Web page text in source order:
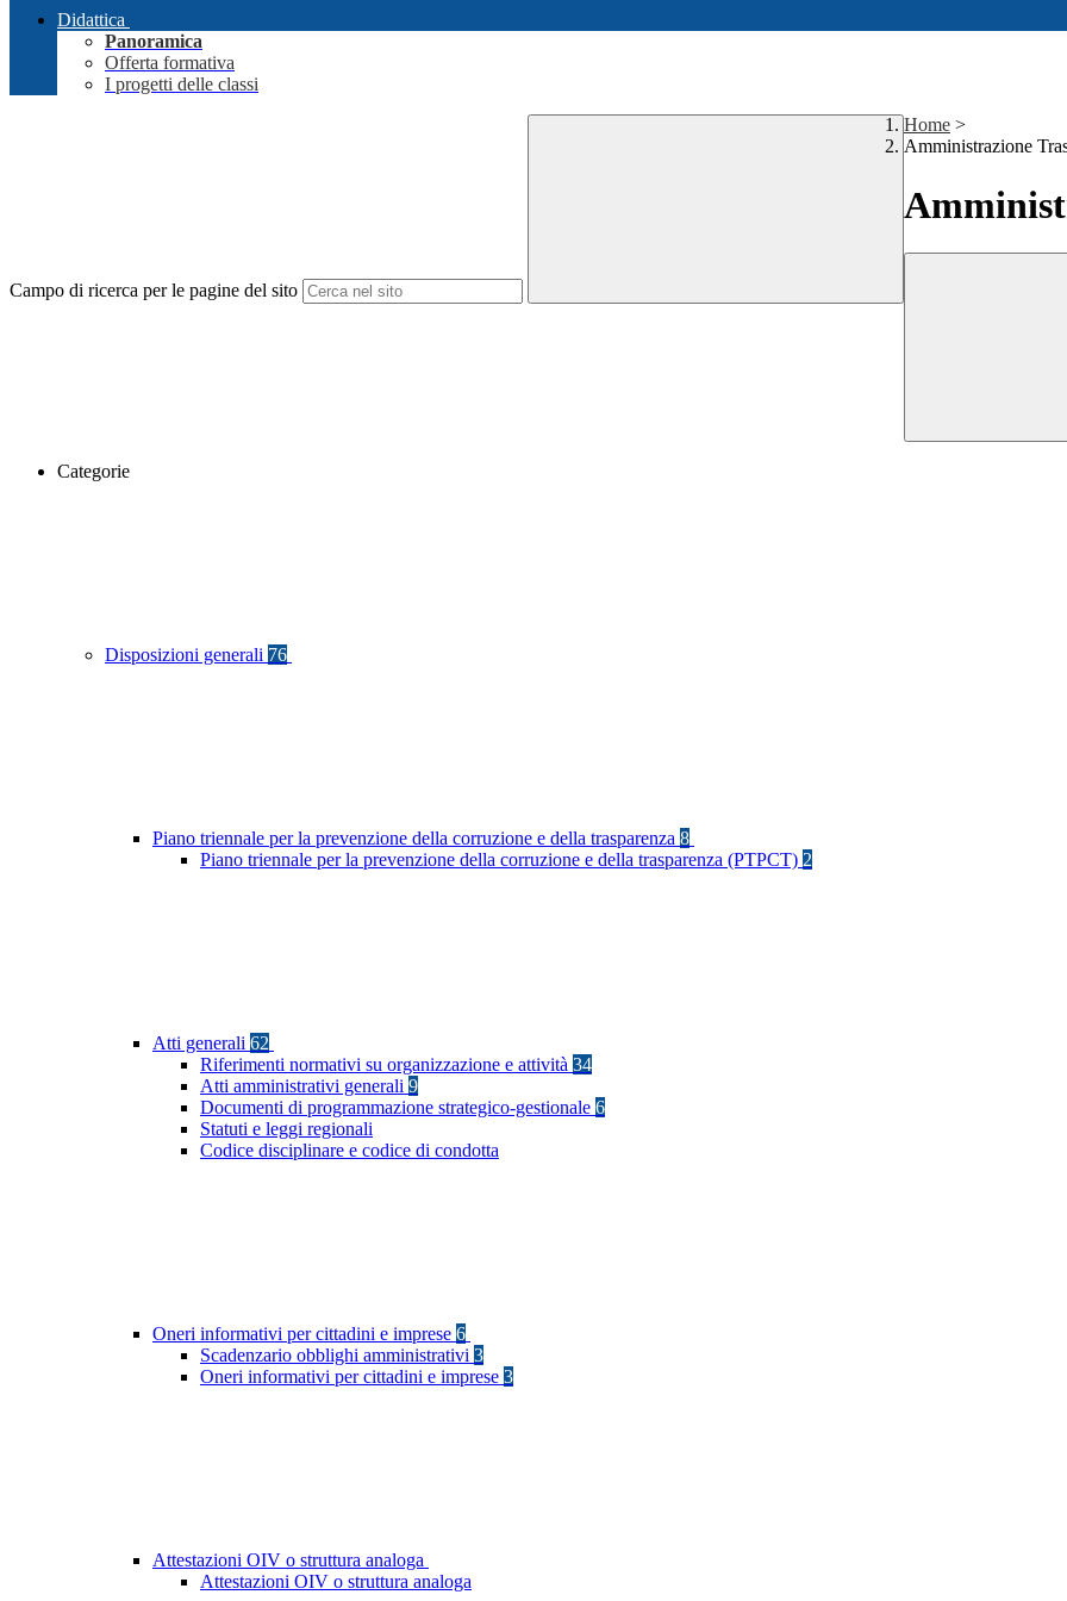
Didattica
Panoramica
Offerta formativa
I progetti delle classi
Campo di ricerca per le pagine del sito
Home >
Amministrazione
Categorie
Disposizioni generali 76
Piano triennale per la prevenzione della corruzione e della trasparenza 8
Piano triennale per la prevenzione della corruzione e della trasparenza (PTPCT) 2
Atti generali 62
Riferimenti normativi su organizzazione e attività 34
Atti amministrativi generali 9
Documenti di programmazione strategico-gestionale 6
Statuti e leggi regionali
Codice disciplinare e codice di condotta
Oneri informativi per cittadini e imprese 6
Scadenzario obblighi amministrativi 3
Oneri informativi per cittadini e imprese 3
Attestazioni OIV o struttura analoga
Attestazioni OIV o struttura analoga